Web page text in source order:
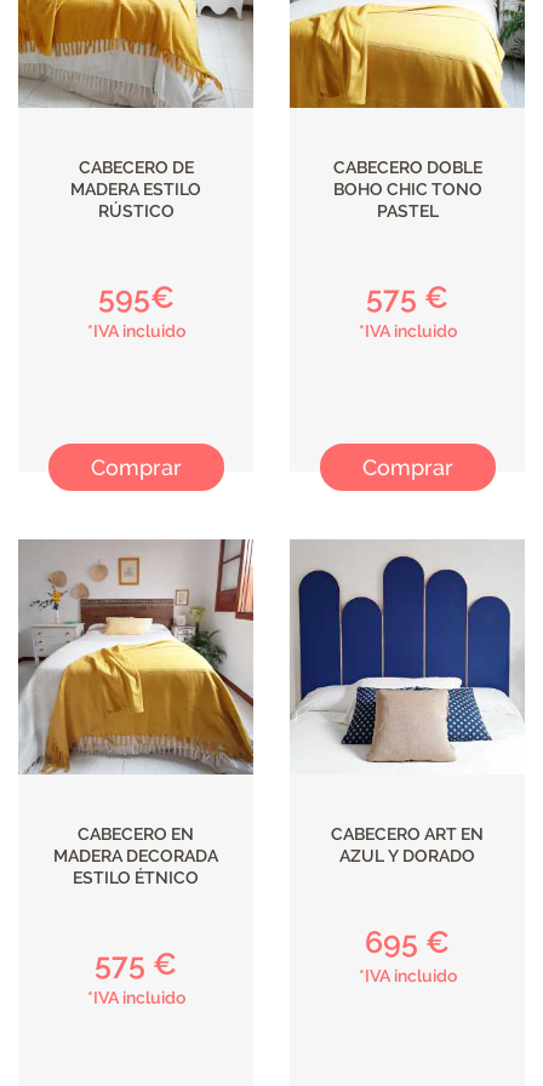
CABECERO DE
MADERA ESTILO
RÚSTICO
595€
*IVA incluido
Comprar
CABECERO DOBLE
BOHO CHIC TONO
PASTEL
575 €
*IVA incluido
Comprar
CABECERO EN
MADERA DECORADA
ESTILO ÉTNICO
575 €
*IVA incluido
CABECERO ART EN
AZUL Y DORADO
695 €
*IVA incluido